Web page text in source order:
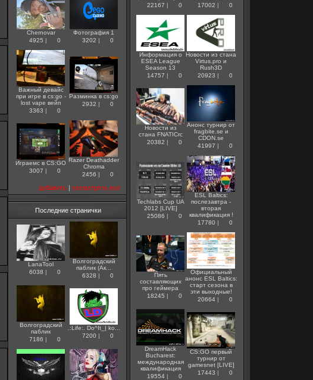
Chernovar
4925 | 0
Фотография 1
3202 | 0
Важный девайс
при игре в cs:go -
lost vape вейп
3363 | 0
Разминка в cs:go
2932 | 0
Играемс в CS:GO
3007 | 0
Razer Deathadder
Chroma
2456 | 0
добавить | посмотреть все
Последние странички
LanaTool
6038 | 0
Волгоградский
паблик (Ак...
6328 | 0
Волгоградский
паблик
7186 | 0
.:Life:. Do^It_| ko...
7200 | 0
22167 | 0
17002 | 0
Информация о
ESEA League
Season 13
14757 | 0
Новости из стана
Virtus.pro и
Rush3D
20923 | 0
Новости из
стана FNATICrc
20382 | 0
Анонс турнир от
fragbite.se и
СDON.se
41997 | 0
Techlabs Cup UA
2012 [LIVE]
25086 | 0
ESL Baltics:
послезавтра -
вторая
квалификация !
17780 | 0
Пять
составляющих
про геймера
18245 | 0
Официальный
анонс ESL Baltics:
старт сезона в
эти выходные!
20664 | 0
DreamHack
Bucharest:
международная
квалификация
19554 | 0
CS:GO первый
турнир от
gamesnet [LIVE]
17443 | 0